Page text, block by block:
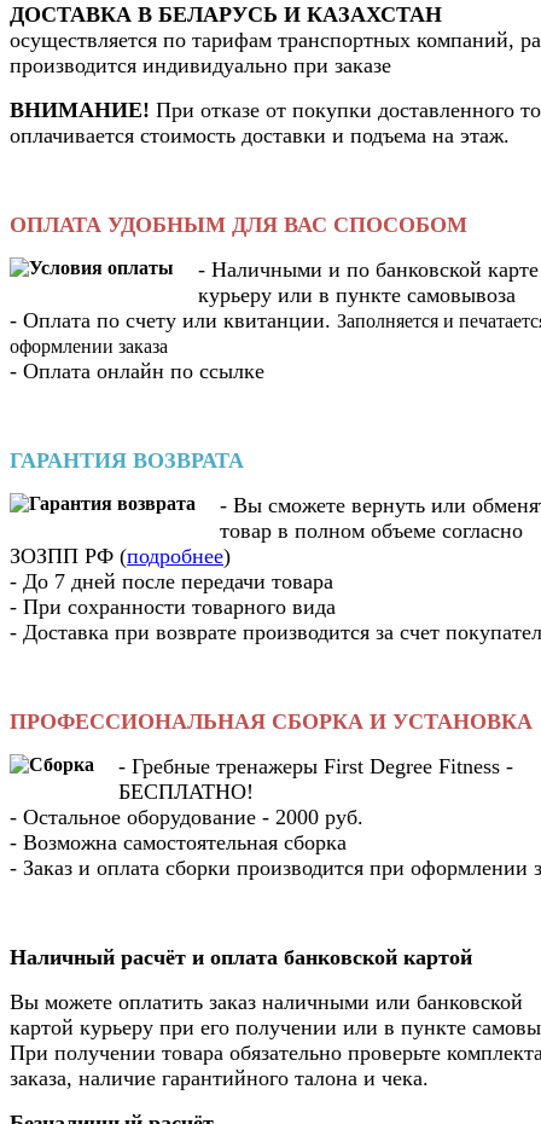
ДОСТАВКА В БЕЛАРУСЬ И КАЗАХСТАН
осуществляется по тарифам транспортных компаний,
производится индивидуально при заказе
ВНИМАНИЕ! При отказе от покупки доставленного
оплачивается стоимость доставки и подъема на этаж.
ОПЛАТА УДОБНЫМ ДЛЯ ВАС СПОСОБОМ
- Наличными и по банковской карте
курьеру или в пункте самовывоза
- Оплата по счету или квитанции. Заполняется и
оформлении заказа
- Оплата онлайн по ссылке
ГАРАНТИЯ ВОЗВРАТА
- Вы cможете вернуть или
товар в полном объеме согласно
ЗОЗПП РФ (подробнее)
- До 7 дней после передачи товара
- При сохранности товарного вида
- Доставка при возврате производится за счет
ПРОФЕССИОНАЛЬНАЯ СБОРКА И УСТАНОВКА
- Гребные тренажеры First Degree Fitness -
БЕСПЛАТНО!
- Остальное оборудование - 2000 руб.
- Возможна самостоятельная сборка
- Заказ и оплата сборки производится при оформлении
Наличный расчёт и оплата банковской картой
Вы можете оплатить заказ наличными или банковской
картой курьеру при его получении или в пункте
При получении товара обязательно проверьте
заказа, наличие гарантийного талона и чека.